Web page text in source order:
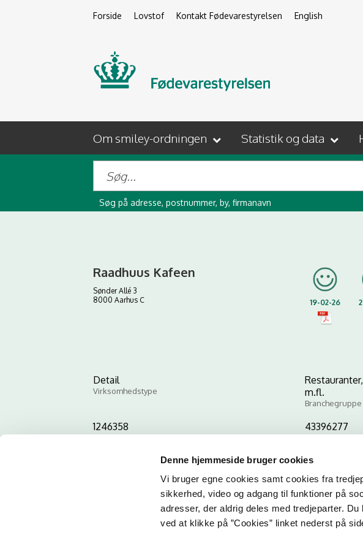
Denne hjemmeside bruger cookies
Vi bruger egne cookies samt cookies fra
sikkerhed, video og adgang til funktioner på
adresser, der aldrig deles med tredjeparter.
ved at klikke på ”Cookies” linket nederst på
Forside Lovstof Kontakt Fødevarestyrelsen English
Om smiley-ordningen Statistik og data
Søg på adresse, postnummer, by, firmanavn
Raadhuus Kafeen
Sønder Allé 3
8000 Aarhus C
19-02-26
Detail
Virksomhedstype
m.fl.
Branchegruppe
1246358
ID-nummer
43396277
CVR-nr
Kopier link til